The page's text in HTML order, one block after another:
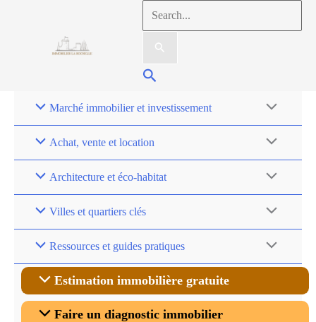
Rechercher :
Rechercher
Marché immobilier et investissement
Achat, vente et location
Architecture et éco-habitat
Villes et quartiers clés
Ressources et guides pratiques
Estimation immobilière gratuite
Faire un diagnostic immobilier